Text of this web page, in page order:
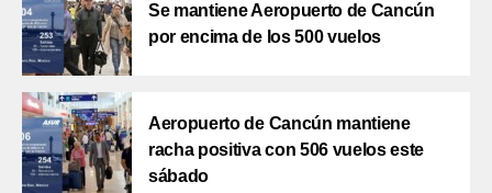
Se mantiene Aeropuerto de Cancún
por encima de los 500 vuelos
Aeropuerto de Cancún mantiene
racha positiva con 506 vuelos este
sábado